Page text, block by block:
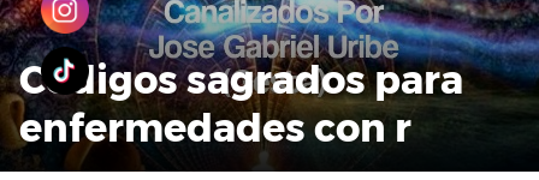
Códigos sagrados para
enfermedades con r